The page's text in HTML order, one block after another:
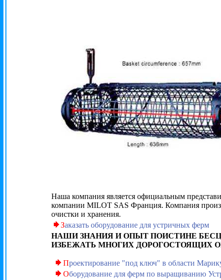
Наша компания является официальным
компании MILOT SAS Франция. Компания
очистки и хранения.
Заказать оборудование для устричных ферм
НАШИ ЗНАНИЯ И ОПЫТ ПОИСТИНЕ
ИЗБЕЖАТЬ МНОГИХ ДОРОГОСТОЯЩИХ
Проектирование "под ключ" в области
Оборудование для ферм по выращиванию